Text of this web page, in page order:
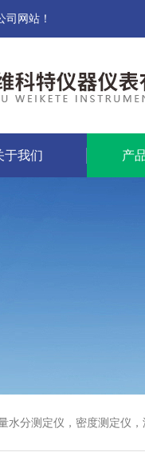
网站！
于我们 产
水分测定仪，密度测定仪